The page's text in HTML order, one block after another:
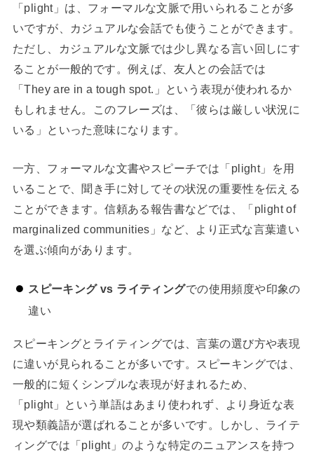
「plight」は、フォーマルな文脈で用いられることが多
いですが、カジュアルな会話でも使うことができます。
ただし、カジュアルな文脈では少し異なる言い回しにす
ることが一般的です。例えば、友人との会話では
「They are in a tough spot.」という表現が使われるか
もしれません。このフレーズは、「彼らは厳しい状況に
いる」といった意味になります。
一方、フォーマルな文書やスピーチでは「plight」を用
いることで、聞き手に対してその状況の重要性を伝える
ことができます。信頼ある報告書などでは、「plight of
marginalized communities」など、より正式な言葉遣い
を選ぶ傾向があります。
スピーキング vs ライティングでの使用頻度や印象の
違い
スピーキングとライティングでは、言葉の選び方や表現
に違いが見られることが多いです。スピーキングでは、
一般的に短くシンプルな表現が好まれるため、
「plight」という単語はあまり使われず、より身近な表
現や類義語が選ばれることが多いです。しかし、ライテ
ィングでは「plight」のような特定のニュアンスを持つ